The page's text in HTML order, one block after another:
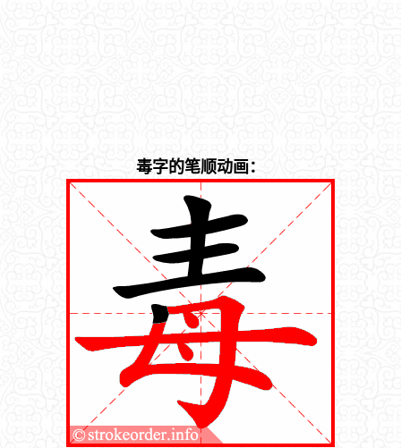
毒字的笔顺动画：